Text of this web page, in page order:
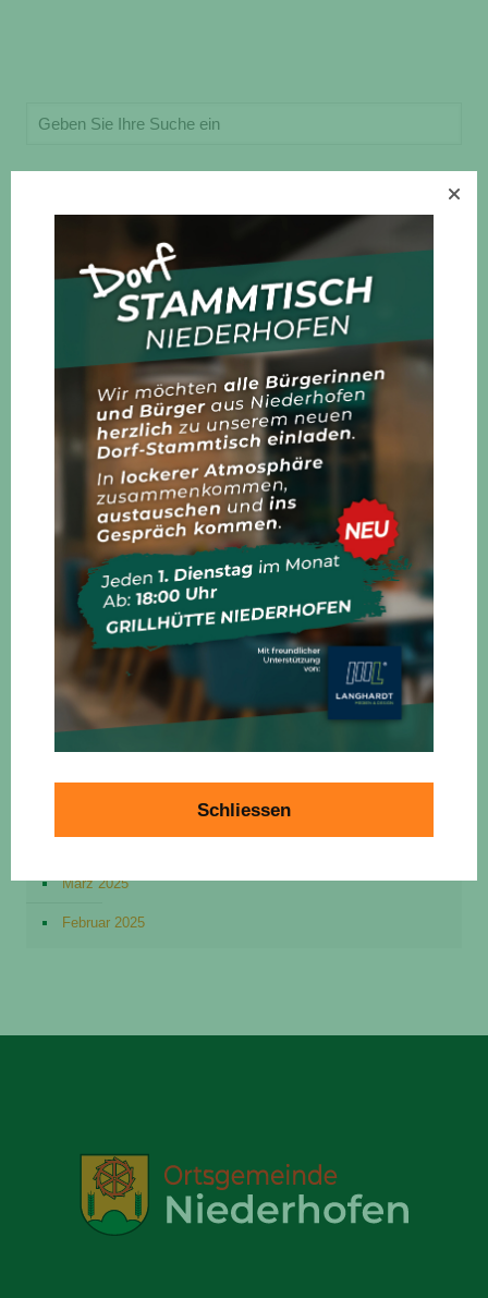
Gemeinde
Veranstaltungen
Neueste Beiträge
Dorffest an Himmelfahrt
15. April 2025
Ausbau Glasfaser
15. März 2025
Freibad Saison startet pünktlich
15. März 2025
März 2025
Februar 2025
Schliessen